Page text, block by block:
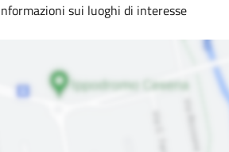
sui luoghi di interesse